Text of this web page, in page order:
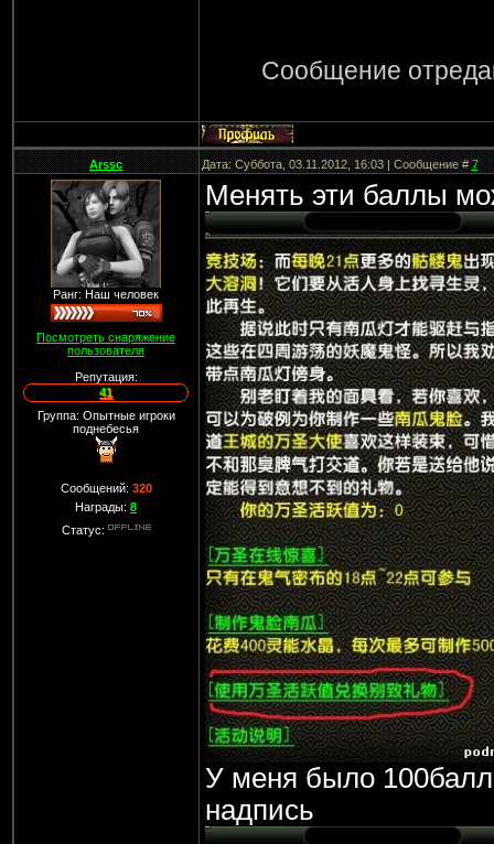
Сообщение
Arssc Дата: Суббота, 03.11.2012, 16:03 | Сообщение #7
Ранг: Наш человек
Посмотреть снаряжение
пользователя
Репутация:
41
Группа: Опытные игроки
поднебесья
Сообщений: 320
Награды: 8
Статус:
Менять эти баллы
У меня было
надпись